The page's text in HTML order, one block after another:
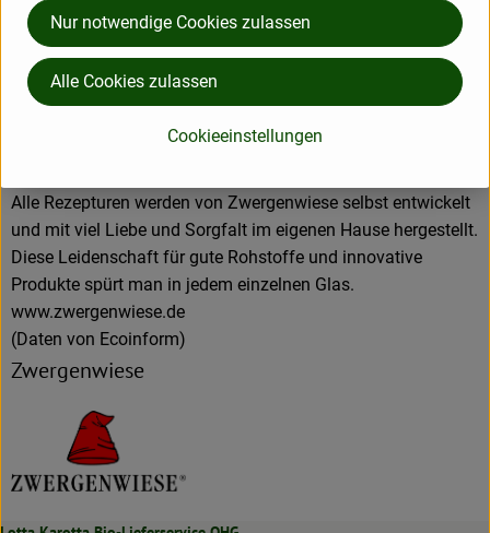
Seit Gründung spielt die Stärkung des Bio-Landbaus und die
Erhaltung der Sortenvielfalt für Zwergenwiese eine große
Rolle beim Einkauf der kontrolliert biologischen Rohstoffe.
Kurze Wege, zuverlässige Vertragspartner, die Förderung des
Lieferanten spielen bei der Auswahl der Bio-Bauern eine
Alle Rezepturen werden von Zwergenwiese selbst entwickelt
und mit viel Liebe und Sorgfalt im eigenen Hause hergestellt.
Diese Leidenschaft für gute Rohstoffe und innovative
Produkte spürt man in jedem einzelnen Glas.
www.zwergenwiese.de
(Daten von Ecoinform)
Zwergenwiese
Cookieeinstellungen
Nur notwendige Cookies zulassen
Alle Cookies zulassen